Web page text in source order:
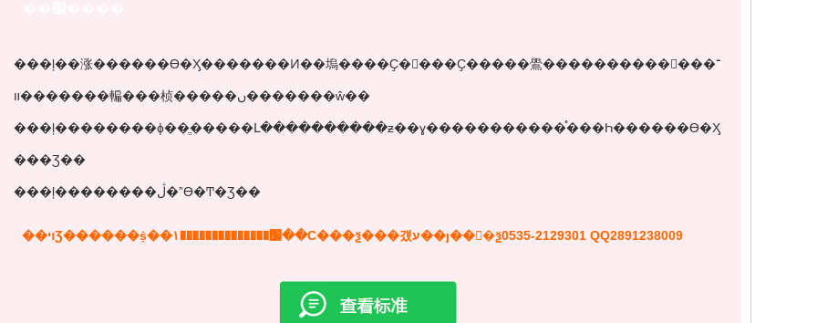
���ļ��涨������ϴ�Ӽ�������Ͷ��塢����Ҫ�󡢼���Ҫ�����鷽����������򡢱�־��
��װ�����䡢���桢�����ں�������ŵ��
���ļ��������ɸ��ֱ�����Լ����������ƶ��ɣ�����������֯���Һ������ϴ�Ӽ
���Ʒ��
���ļ��������ڷ�ˮϴ�Ͳ�Ʒ��
��ױƷ������ṩ��׼��������������١��Ϲ���ѯ���걨ע��ȷ��񡣵�ѯ0535-2129301 QQ2891238009